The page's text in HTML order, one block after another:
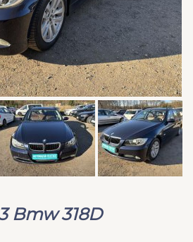
Bmw 318D